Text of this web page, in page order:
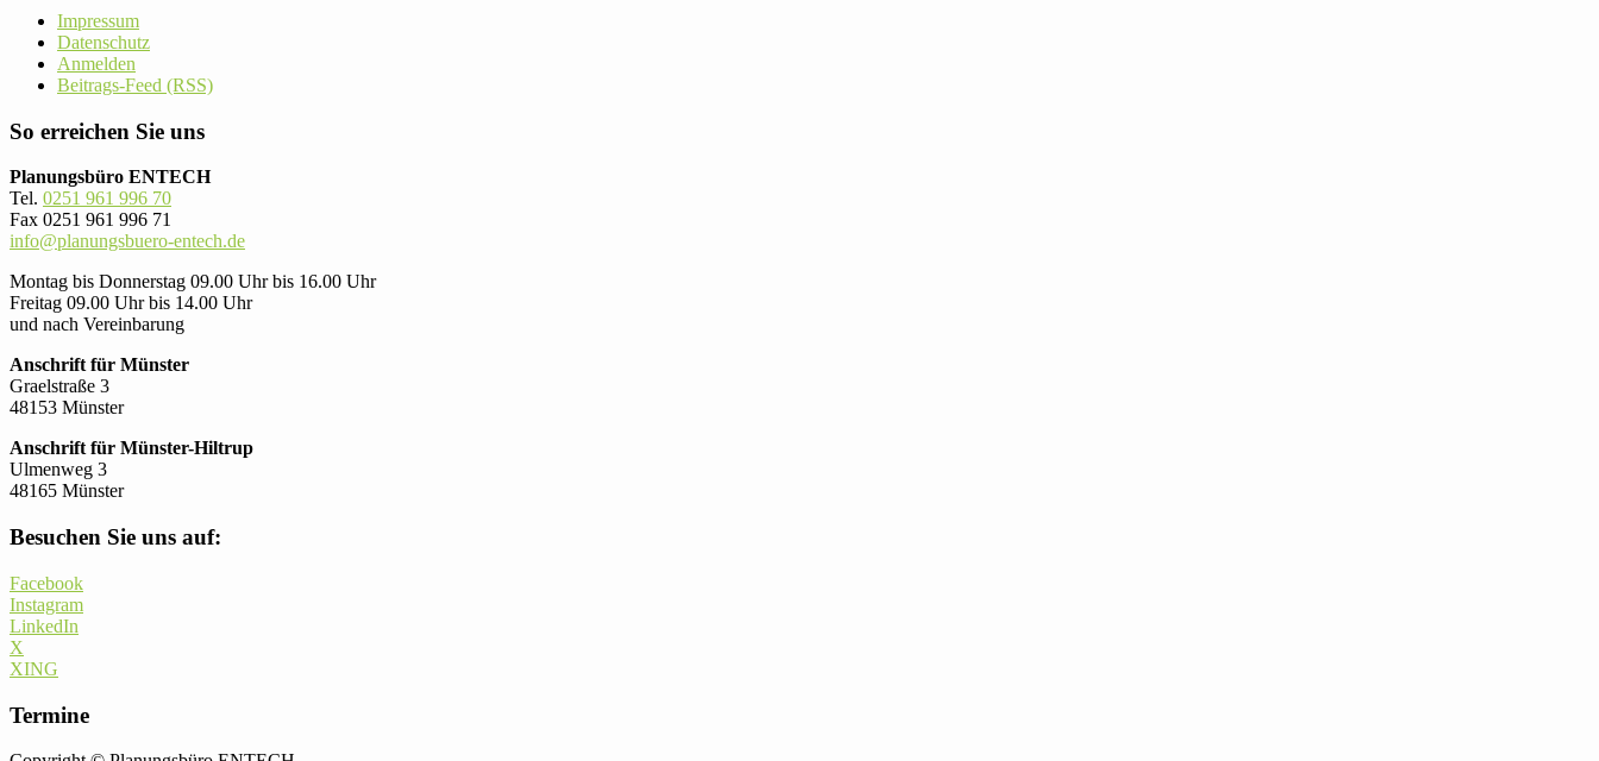
Impressum
Datenschutz
Anmelden
Beitrags-Feed (RSS)
So erreichen Sie uns
Planungsbüro ENTECH
Tel. 0251 961 996 70
Fax 0251 961 996 71
info@planungsbuero-entech.de
Montag bis Donnerstag 09.00 Uhr bis 16.00 Uhr
Freitag 09.00 Uhr bis 14.00 Uhr
und nach Vereinbarung
Anschrift für Münster
Graelstraße 3
48153 Münster
Anschrift für Münster-Hiltrup
Ulmenweg 3
48165 Münster
Besuchen Sie uns auf:
Facebook
Instagram
LinkedIn
X
XING
Termine